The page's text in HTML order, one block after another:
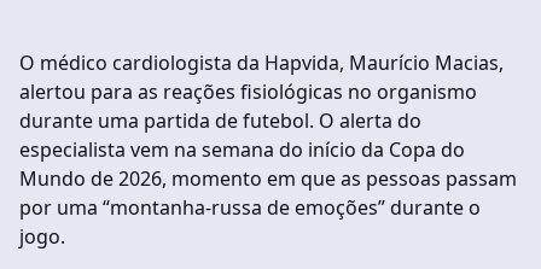
O médico cardiologista da Hapvida, Maurício Macias,
alertou para as reações fisiológicas no organismo
durante uma partida de futebol. O alerta do
especialista vem na semana do início da Copa do
Mundo de 2026, momento em que as pessoas passam
por uma “montanha-russa de emoções” durante o
jogo.